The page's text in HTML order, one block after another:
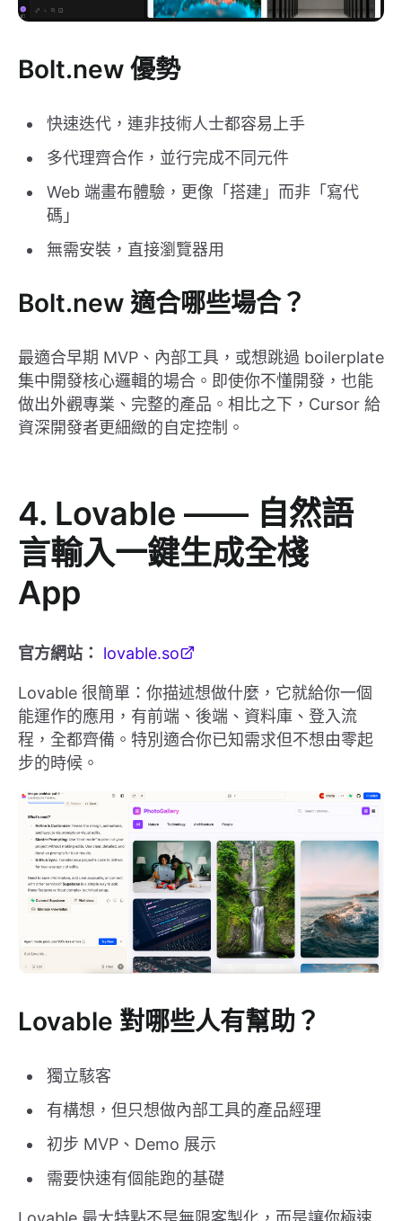
Bolt.new 優勢
快速迭代，連非技術人士都容易上手
多代理齊合作，並行完成不同元件
Web 端畫布體驗，更像「搭建」而非「寫代
碼」
無需安裝，直接瀏覽器用
Bolt.new 適合哪些場合？
最適合早期 MVP、內部工具，或想跳過 boilerplate
集中開發核心邏輯的場合。即使你不懂開發，也能
做出外觀專業、完整的產品。相比之下，Cursor 給
資深開發者更細緻的自定控制。
4. Lovable —— 自然語
言輸入一鍵生成全棧
App
官方網站： lovable.so
Lovable 很簡單：你描述想做什麼，它就給你一個
能運作的應用，有前端、後端、資料庫、登入流
程，全都齊備。特別適合你已知需求但不想由零起
步的時候。
Lovable 對哪些人有幫助？
獨立駭客
有構想，但只想做內部工具的產品經理
初步 MVP、Demo 展示
需要快速有個能跑的基礎